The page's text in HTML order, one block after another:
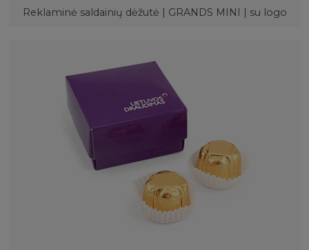
Reklaminė saldainių dėžutė | GRANDS MINI | su logo